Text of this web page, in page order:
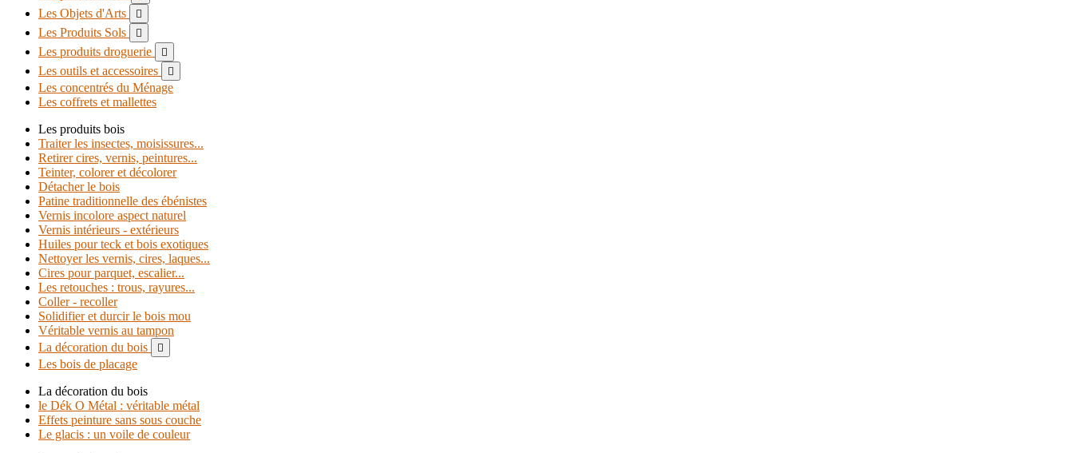
Les Objets d'Arts 
Les Produits Sols 
Les produits droguerie 
Les outils et accessoires 
Les concentrés du Ménage
Les coffrets et mallettes
Les produits bois
Traiter les insectes, moisissures...
Retirer cires, vernis, peintures...
Teinter, colorer et décolorer
Détacher le bois
Patine traditionnelle des ébénistes
Vernis incolore aspect naturel
Vernis intérieurs - extérieurs
Huiles pour teck et bois exotiques
Nettoyer les vernis, cires, laques...
Cires pour parquet, escalier...
Les retouches : trous, rayures...
Coller - recoller
Solidifier et durcir le bois mou
Véritable vernis au tampon
La décoration du bois

Les bois de placage
La décoration du bois
le Dék O Métal : véritable métal
Effets peinture sans sous couche
Le glacis : un voile de couleur